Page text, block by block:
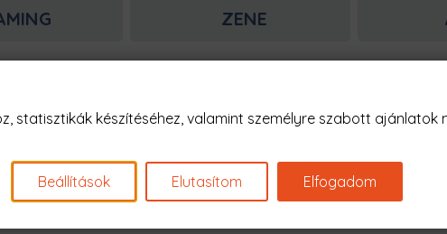
ZENE
Nagyon
Nincs találat erre: "finis line
statisztikák készítéséhez, valamint személyre szabott ajánlatok
Beállítások Elutasítom Elfogadom